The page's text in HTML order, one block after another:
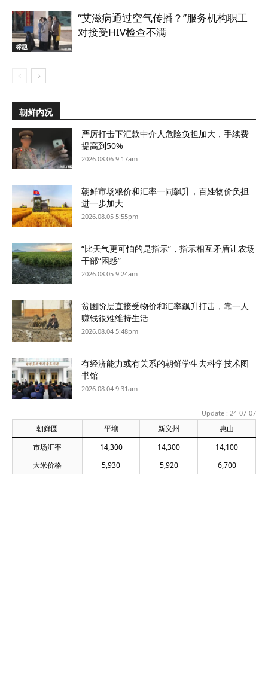
标题
“艾滋病通过空气传播？”服务机构职工
对接受HIV检查不满
朝鲜内况
严厉打击下汇款中介人危险负担加大，手续费
提高到50%
2026.08.06 9:17am
朝鲜市场粮价和汇率一同飙升，百姓物价负担
进一步加大
2026.08.05 5:55pm
“比天气更可怕的是指示”，指示相互矛盾让农场
干部“困惑”
2026.08.05 9:24am
贫困阶层直接受物价和汇率飙升打击，靠一人
赚钱很难维持生活
2026.08.04 5:48pm
有经济能力或有关系的朝鲜学生去科学技术图
书馆
2026.08.04 9:31am
Update : 24-07-07
朝鲜圆 平壤 新义州
惠山
市场汇率
14,300 14,300
14,100
大米价格
5,930 5,920 6,700